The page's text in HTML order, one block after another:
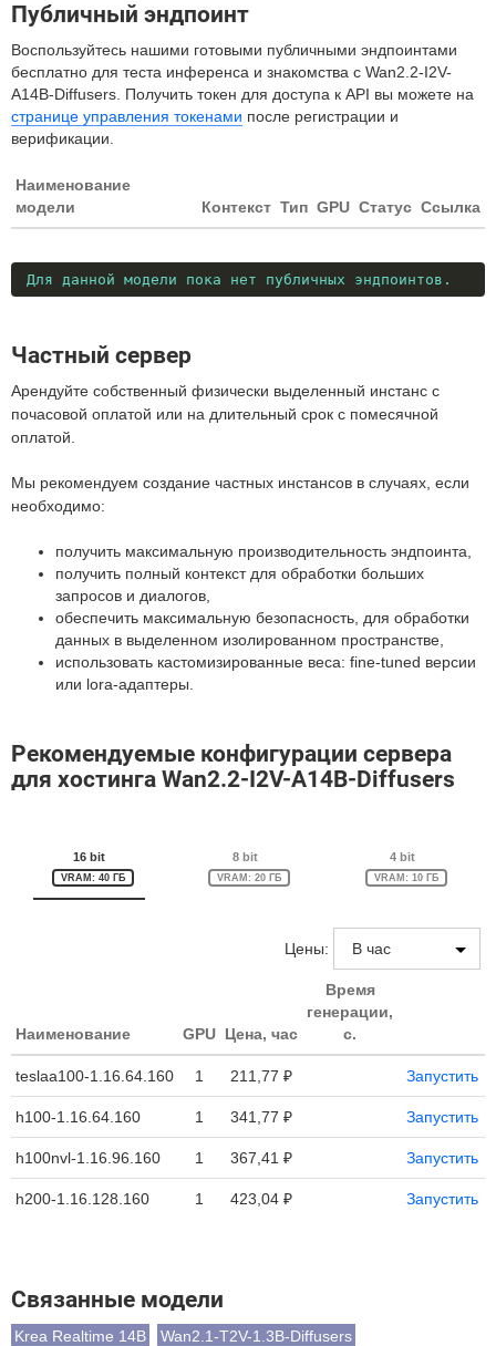
Публичный эндпоинт
Воспользуйтесь нашими готовыми публичными эндпоинтами
бесплатно для теста инференса и знакомства с Wan2.2-I2V-
A14B-Diffusers. Получить токен для доступа к API вы можете на
странице управления токенами после регистрации и
верификации.
Наименование
модели
Контекст Тип GPU Статус Ссылка
Для данной модели пока нет публичных эндпоинтов.
Частный сервер
Арендуйте собственный физически выделенный инстанс с
почасовой оплатой или на длительный срок с помесячной
оплатой.
Мы рекомендуем создание частных инстансов в случаях, если
необходимо:
получить максимальную производительность эндпоинта,
получить полный контекст для обработки больших
запросов и диалогов,
обеспечить максимальную безопасность, для обработки
данных в выделенном изолированном пространстве,
использовать кастомизированные веса: fine-tuned версии
или lora-адаптеры.
Рекомендуемые конфигурации сервера
для хостинга Wan2.2-I2V-A14B-Diffusers
16 bit
VRAM: 40 ГБ
8 bit
VRAM: 20 ГБ
4 bit
VRAM: 10 ГБ
Цены:
Наименование GPU Цена, час
Время
генерации,
с.
teslaa100-1.16.64.160 1 211,77 ₽ Запустить
h100-1.16.64.160 1 341,77 ₽ Запустить
h100nvl-1.16.96.160 1 367,41 ₽ Запустить
h200-1.16.128.160 1 423,04 ₽ Запустить
Связанные модели
Krea Realtime 14B
Wan2.1-T2V-1.3B-Diffusers